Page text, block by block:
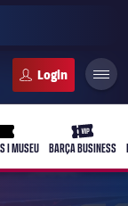
ticket-full
I MUSEU
ticket-
BARÇA BUSINESS